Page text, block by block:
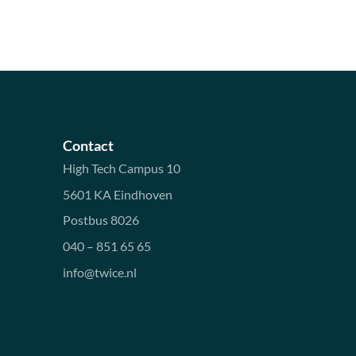
Contact
High Tech Campus 10
5601 KA Eindhoven
Postbus 8026
040 – 851 65 65
info@twice.nl